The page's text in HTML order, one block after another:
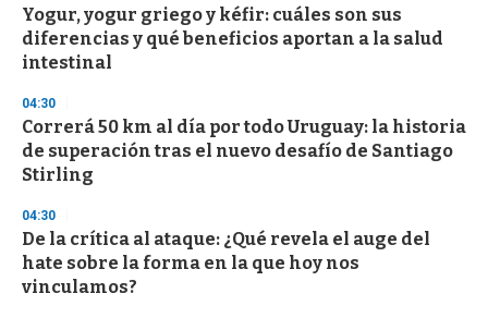
Yogur, yogur griego y kéfir: cuáles son sus
diferencias y qué beneficios aportan a la salud
intestinal
04:30
Correrá 50 km al día por todo Uruguay: la historia
de superación tras el nuevo desafío de Santiago
Stirling
04:30
De la crítica al ataque: ¿Qué revela el auge del
hate sobre la forma en la que hoy nos
vinculamos?